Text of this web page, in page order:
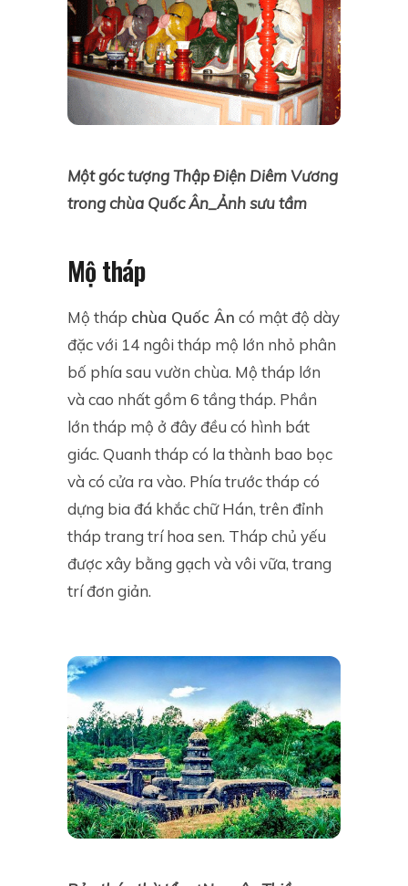
Một góc tượng Thập Điện Diêm Vương
trong chùa Quốc Ân_Ảnh sưu tầm
Mộ tháp
Mộ tháp chùa Quốc Ân có mật độ dày
đặc với 14 ngôi tháp mộ lớn nhỏ phân
bố phía sau vườn chùa. Mộ tháp lớn
và cao nhất gồm 6 tầng tháp. Phần
lớn tháp mộ ở đây đều có hình bát
giác. Quanh tháp có la thành bao bọc
và có cửa ra vào. Phía trước tháp có
dựng bia đá khắc chữ Hán, trên đỉnh
tháp trang trí hoa sen. Tháp chủ yếu
được xây bằng gạch và vôi vữa, trang
trí đơn giản.